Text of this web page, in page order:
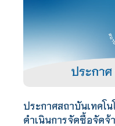
ประกาศสถาบันเทคโ
ดำเนินการจัดซื้อจัดจ้